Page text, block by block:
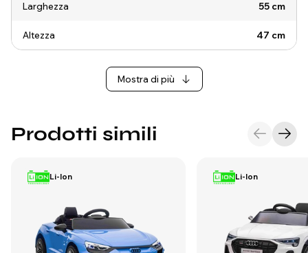
Larghezza 55 cm
Altezza 47 cm
Mostra di più
Prodotti simili
Li-Ion Li-Ion